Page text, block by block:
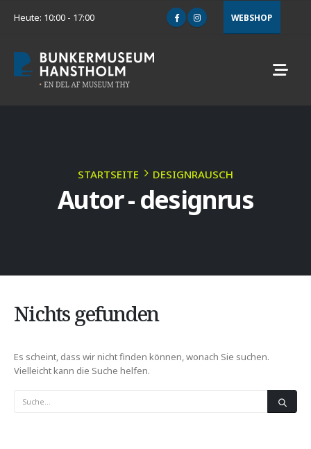
Heute: 10:00 - 17:00 WEBSHOP
STARTSEITE DESIGNRAUSCH
Autor - designrus
Nichts gefunden
Es scheint, dass wir nicht finden können, wonach Sie suchen.
Vielleicht kann die Suche helfen.